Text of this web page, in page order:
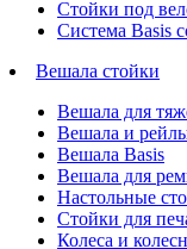
Стойки под
Система Basis
Вешала стойки
Вешала для
Вешала и
Вешала Basis
Вешала для
Настольные
Стойки для
Колеса и